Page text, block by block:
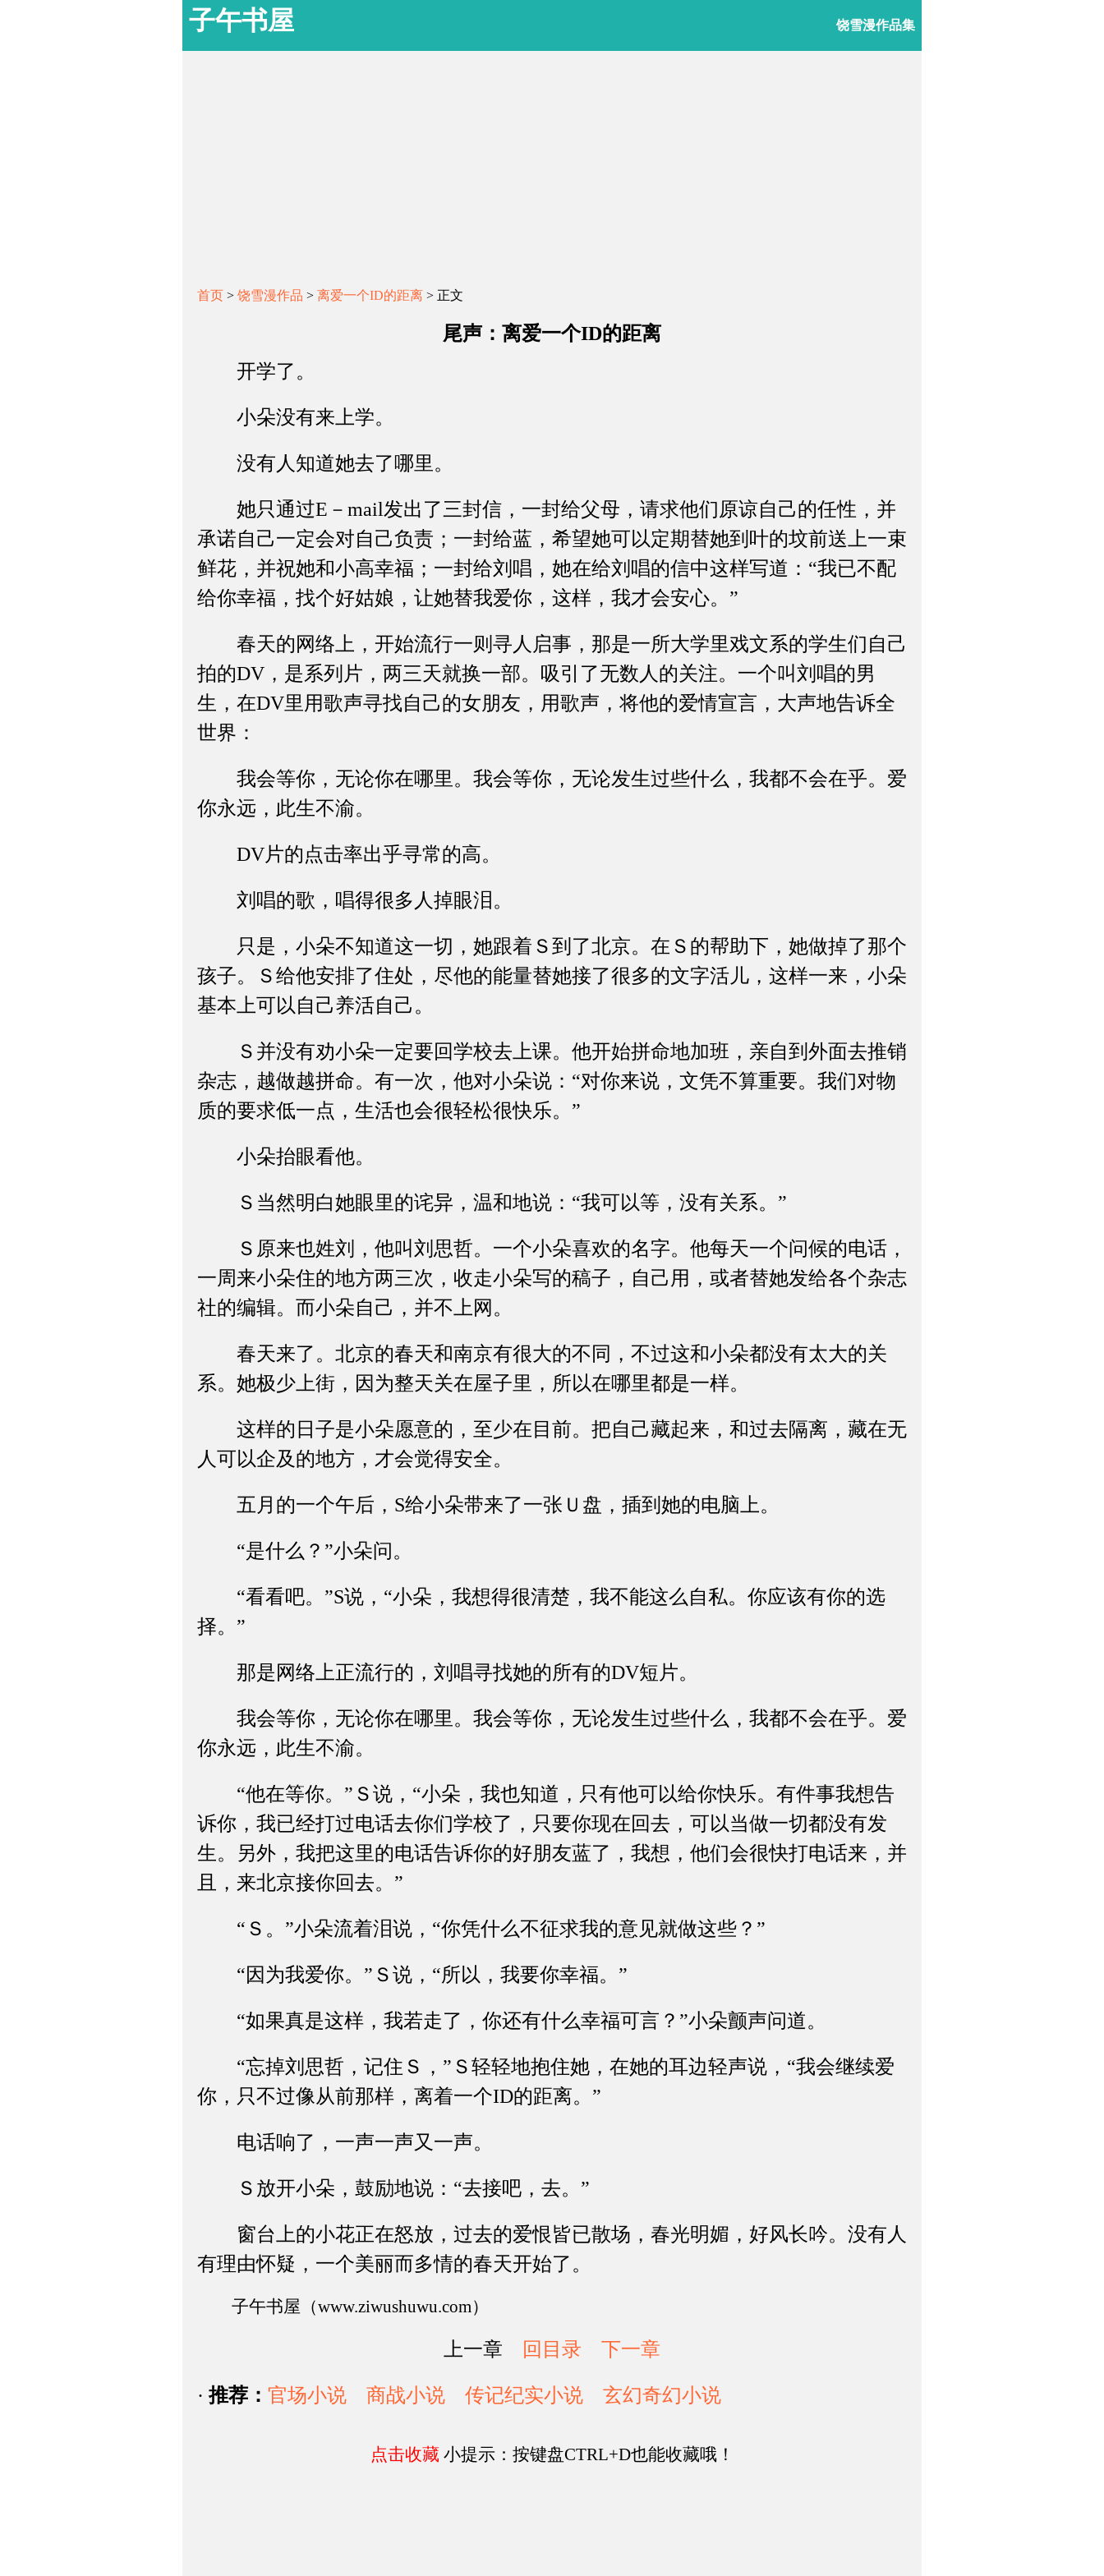
子午书屋 饶雪漫作品集
首页 > 饶雪漫作品 > 离爱一个ID的距离 > 正文
尾声：离爱一个ID的距离
开学了。
小朵没有来上学。
没有人知道她去了哪里。
她只通过E－mail发出了三封信，一封给父母，请求他们原谅自己的任性，并
承诺自己一定会对自己负责；一封给蓝，希望她可以定期替她到叶的坟前送上一束
鲜花，并祝她和小高幸福；一封给刘唱，她在给刘唱的信中这样写道：“我已不配
给你幸福，找个好姑娘，让她替我爱你，这样，我才会安心。”
春天的网络上，开始流行一则寻人启事，那是一所大学里戏文系的学生们自己
拍的DV，是系列片，两三天就换一部。吸引了无数人的关注。一个叫刘唱的男
生，在DV里用歌声寻找自己的女朋友，用歌声，将他的爱情宣言，大声地告诉全
世界：
我会等你，无论你在哪里。我会等你，无论发生过些什么，我都不会在乎。爱
你永远，此生不渝。
DV片的点击率出乎寻常的高。
刘唱的歌，唱得很多人掉眼泪。
只是，小朵不知道这一切，她跟着Ｓ到了北京。在Ｓ的帮助下，她做掉了那个
孩子。Ｓ给他安排了住处，尽他的能量替她接了很多的文字活儿，这样一来，小朵
基本上可以自己养活自己。
Ｓ并没有劝小朵一定要回学校去上课。他开始拼命地加班，亲自到外面去推销
杂志，越做越拼命。有一次，他对小朵说：“对你来说，文凭不算重要。我们对物
质的要求低一点，生活也会很轻松很快乐。”
小朵抬眼看他。
Ｓ当然明白她眼里的诧异，温和地说：“我可以等，没有关系。”
Ｓ原来也姓刘，他叫刘思哲。一个小朵喜欢的名字。他每天一个问候的电话，
一周来小朵住的地方两三次，收走小朵写的稿子，自己用，或者替她发给各个杂志
社的编辑。而小朵自己，并不上网。
春天来了。北京的春天和南京有很大的不同，不过这和小朵都没有太大的关
系。她极少上街，因为整天关在屋子里，所以在哪里都是一样。
这样的日子是小朵愿意的，至少在目前。把自己藏起来，和过去隔离，藏在无
人可以企及的地方，才会觉得安全。
五月的一个午后，S给小朵带来了一张Ｕ盘，插到她的电脑上。
“是什么？”小朵问。
“看看吧。”S说，“小朵，我想得很清楚，我不能这么自私。你应该有你的选
择。”
那是网络上正流行的，刘唱寻找她的所有的DV短片。
我会等你，无论你在哪里。我会等你，无论发生过些什么，我都不会在乎。爱
你永远，此生不渝。
“他在等你。”Ｓ说，“小朵，我也知道，只有他可以给你快乐。有件事我想告
诉你，我已经打过电话去你们学校了，只要你现在回去，可以当做一切都没有发
生。另外，我把这里的电话告诉你的好朋友蓝了，我想，他们会很快打电话来，并
且，来北京接你回去。”
“Ｓ。”小朵流着泪说，“你凭什么不征求我的意见就做这些？”
“因为我爱你。”Ｓ说，“所以，我要你幸福。”
“如果真是这样，我若走了，你还有什么幸福可言？”小朵颤声问道。
“忘掉刘思哲，记住Ｓ，”Ｓ轻轻地抱住她，在她的耳边轻声说，“我会继续爱
你，只不过像从前那样，离着一个ID的距离。”
电话响了，一声一声又一声。
Ｓ放开小朵，鼓励地说：“去接吧，去。”
窗台上的小花正在怒放，过去的爱恨皆已散场，春光明媚，好风长吟。没有人
有理由怀疑，一个美丽而多情的春天开始了。
子午书屋（www.ziwushuwu.com）
上一章 回目录 下一章
· 推荐： 官场小说 商战小说 传记纪实小说 玄幻奇幻小说
点击收藏 小提示：按键盘CTRL+D也能收藏哦！